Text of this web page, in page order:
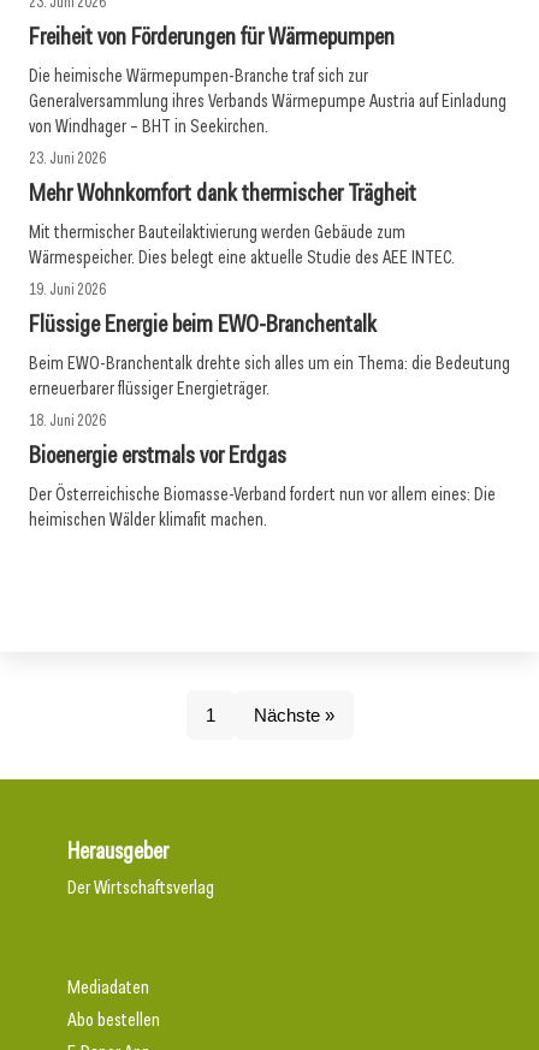
Freiheit von Förderungen für Wärmepumpen
Die heimische Wärmepumpen-Branche traf sich zur
Generalversammlung ihres Verbands Wärmepumpe Austria auf Einladung
von Windhager – BHT in Seekirchen.
23. Juni 2026
Mehr Wohnkomfort dank thermischer Trägheit
Mit thermischer Bauteilaktivierung werden Gebäude zum
Wärmespeicher. Dies belegt eine aktuelle Studie des AEE INTEC.
19. Juni 2026
Flüssige Energie beim EWO-Branchentalk
Beim EWO-Branchentalk drehte sich alles um ein Thema: die Bedeutung
erneuerbarer flüssiger Energieträger.
18. Juni 2026
Bioenergie erstmals vor Erdgas
Der Österreichische Biomasse-Verband fordert nun vor allem eines: Die
heimischen Wälder klimafit machen.
1 Nächste »
Herausgeber
Der Wirtschaftsverlag
Mediadaten
Abo bestellen